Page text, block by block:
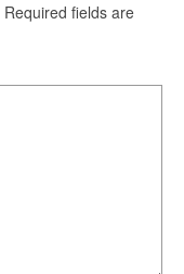
Required fields are